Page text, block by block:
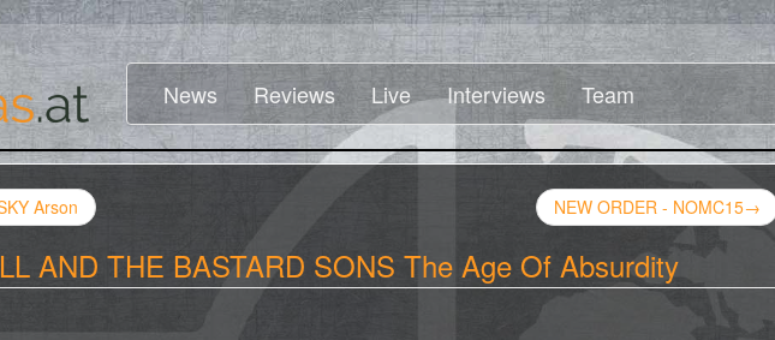
News Reviews Live Interviews Team
Arson NEW ORDER - NOMC15→
AND THE BASTARD SONS The Age Of Absurdity